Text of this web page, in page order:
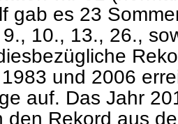
gab es 23
10., 13., 26.,
und 2006
auf. Das Jahr
den Rekord aus